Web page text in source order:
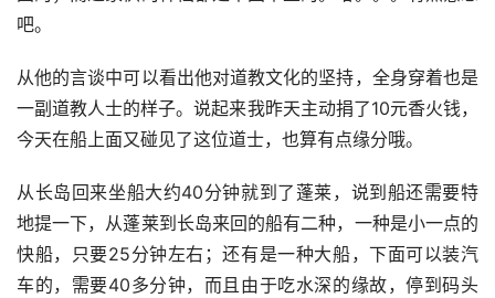
吧。
从他的言谈中可以看出他对道教文化的坚持，全身穿着也是
一副道教人士的样子。说起来我昨天主动捐了10元香火钱，
今天在船上面又碰见了这位道士，也算有点缘分哦。
从长岛回来坐船大约40分钟就到了蓬莱，说到船还需要特
地提一下，从蓬莱到长岛来回的船有二种，一种是小一点的
快船，只要25分钟左右；还有是一种大船，下面可以装汽
车的，需要40多分钟，而且由于吃水深的缘故，停到码头